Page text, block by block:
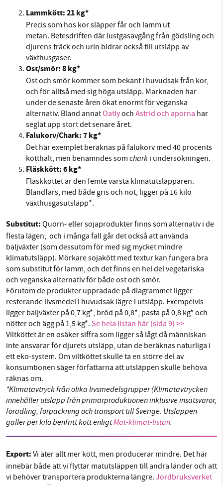
Lammkött: 21 kg*
Precis som hos kor släpper får och lamm ut
metan. Betesdriften där lustgasavgång från gödsling och
djurens träck och urin bidrar också till utsläpp av
växthusgaser.
Ost/smör: 8 kg*
Ost och smör kommer som bekant i huvudsak från kor,
och för alltså med sig höga utsläpp. Marknaden har
under de senaste åren ökat enormt för veganska
alternativ. Bland annatOatlyoch Astrid och aporna har
seglat upp stort det senare året.
Falukorv/Chark: 7 kg*
Det här exemplet beräknas på falukorv med 40 procents
kötthalt, men benämndes som chark i undersökningen.
Fläskkött: 6 kg*
Fläskköttet är den femte värsta klimatutsläpparen.
Blandfärs, med både gris och nöt, ligger på 16 kilo
växthusgasutsläpp*.
Substitut: Quorn- eller sojaprodukter finns som alternativ i de
flesta lägen, och i många fall går det också att använda
baljväxter (som dessutom för med sig mycket mindre
klimatutsläpp). Mörkare sojakött med textur kan fungera bra
som substitut för lamm, och det finns en hel del vegetariska
och veganska alternativ för både ost och smör.
Förutom de produkter uppradade på diagrammet ligger
resterande livsmedel i huvudsak lägre i utsläpp. Exempelvis
ligger baljväxter på 0,7 kg*, bröd på 0,8*, pasta på 0,8 kg* och
nötter och ägg på 1,5 kg*. Se hela listan här (sida 9) >>
Viltköttet är en osäker siffra som ligger så lågt då människan
inte ansvarar för djurets utsläpp, utan de beräknas naturliga i
ett eko-system. Om viltköttet skulle ta en större del av
konsumtionen säger författarna att utsläppen skulle behöva
räknas om.
*Klimatavtryck från olika livsmedelsgrupper (Klimatavtrycken
innehåller utsläpp från primärproduktionen inklusive insatsvaror,
förädling, förpackning och transport till Sverige. Utsläppen
gäller per kilo benfritt kött enligtMat-klimat-listan.
Export: Vi äter allt mer kött, men producerar mindre. Det här
innebär både att vi flyttar matutsläppen till andra länder och att
vi behöver transportera produkterna längre. Jordbruksverket